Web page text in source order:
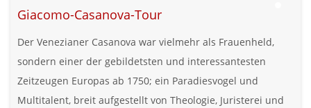
Giacomo-Casanova-Tour
Der Venezianer Casanova war vielmehr als Frauenheld,
sondern einer der gebildetsten und interessantesten
Zeitzeugen Europas ab 1750; ein Paradiesvogel und
Multitalent, breit aufgestellt von Theologie, Juristerei und